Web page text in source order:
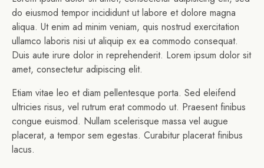
do eiusmod tempor incididunt ut labore et dolore magna
aliqua. Ut enim ad minim veniam, quis nostrud exercitation
ullamco laboris nisi ut aliquip ex ea commodo consequat.
Duis aute irure dolor in reprehenderit. Lorem ipsum dolor sit
amet, consectetur adipiscing elit.
Etiam vitae leo et diam pellentesque porta. Sed eleifend
ultricies risus, vel rutrum erat commodo ut. Praesent finibus
congue euismod. Nullam scelerisque massa vel augue
placerat, a tempor sem egestas. Curabitur placerat finibus
lacus.